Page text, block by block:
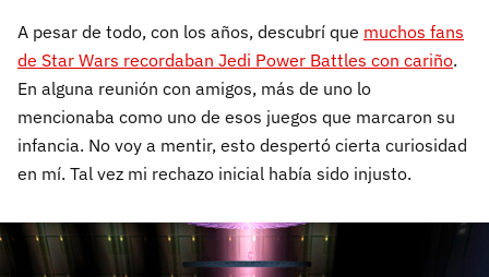
A pesar de todo, con los años, descubrí que muchos fans
de Star Wars recordaban Jedi Power Battles con cariño.
En alguna reunión con amigos, más de uno lo
mencionaba como uno de esos juegos que marcaron su
infancia. No voy a mentir, esto despertó cierta curiosidad
en mí. Tal vez mi rechazo inicial había sido injusto.